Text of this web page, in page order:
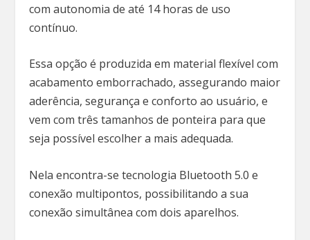
com autonomia de até 14 horas de uso
contínuo.
Essa opção é produzida em material flexível com
acabamento emborrachado, assegurando maior
aderência, segurança e conforto ao usuário, e
vem com três tamanhos de ponteira para que
seja possível escolher a mais adequada.
Nela encontra-se tecnologia Bluetooth 5.0 e
conexão multipontos, possibilitando a sua
conexão simultânea com dois aparelhos.